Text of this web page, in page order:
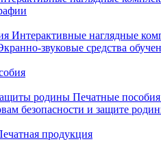
Интерактивные наглядные
звуковые средства
родины Печатные
безопасности и защите
продукция